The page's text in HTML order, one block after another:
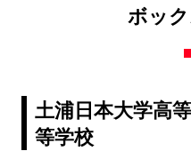
ボッ
土浦日本大学高
等学校